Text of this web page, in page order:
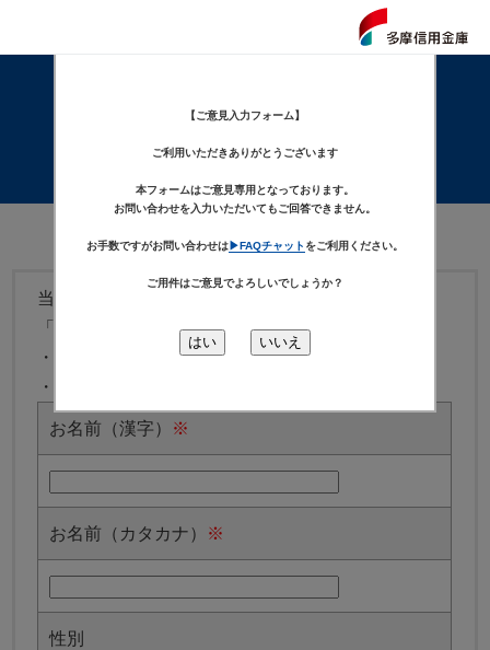
【ご意見入力フォーム】
ご利用いただきありがとうございます
本フォームはご意見専用となっております。
お問い合わせを入力いただいてもご回答できません。
お手数ですがお問い合わせは▶FAQチャット をご利用ください。
ご用件はご意見でよろしいでしょうか？
ご意見
入力フォーム
当金庫へのご意見は下記フォームにご入力の上、
「確認画面へ」のボタンをクリックしてください。
・
印の項目は必須入力です。
・数字は半角で入力してください。
お名前（漢字） ※
お名前（カタカナ） ※
性別